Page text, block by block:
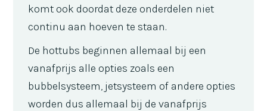
komt ook doordat deze onderdelen niet
continu aan hoeven te staan.
De hottubs beginnen allemaal bij een
vanafprijs alle opties zoals een
bubbelsysteem, jetsysteem of andere opties
worden dus allemaal bij de vanafprijs